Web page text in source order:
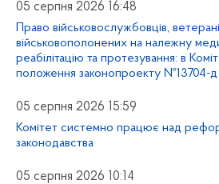
05 серпня 2026 16:48
Право військовослужбовців,
військовополонених на належну
реабілітацію та протезування: в
положення законопроекту №13704-д
05 серпня 2026 15:59
Комітет системно працює над
законодавства
05 серпня 2026 10:14